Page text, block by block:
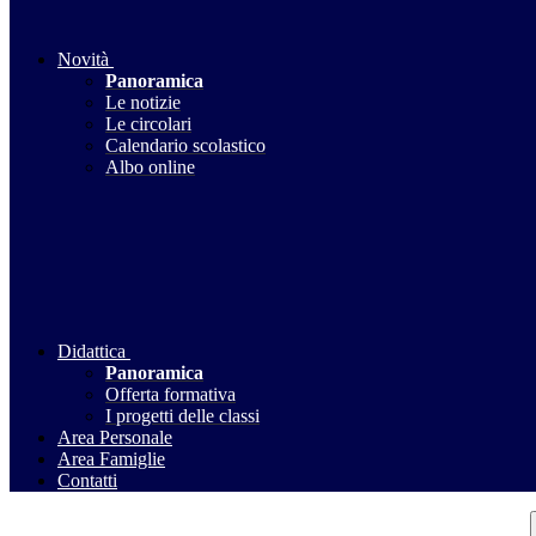
Novità
Panoramica
Le notizie
Le circolari
Calendario scolastico
Albo online
Didattica
Panoramica
Offerta formativa
I progetti delle classi
Area Personale
Area Famiglie
Contatti